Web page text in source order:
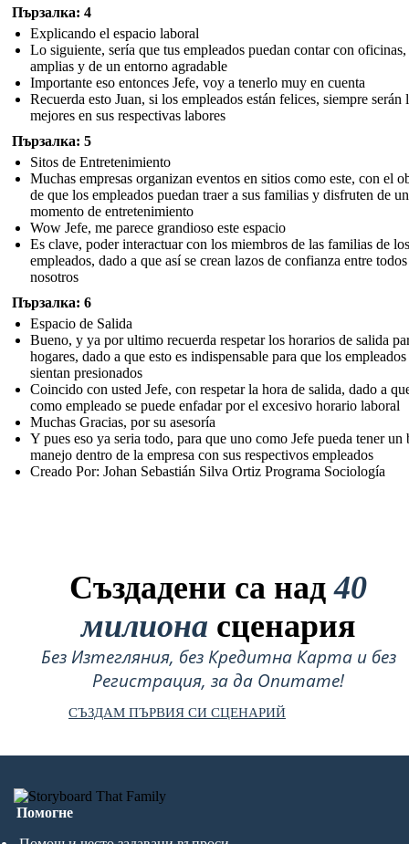
Пързалка: 4
Explicando el espacio laboral
Lo siguiente, sería que tus empleados puedan contar con oficinas,
amplias y de un entorno agradable
Importante eso entonces Jefe, voy a tenerlo muy en cuenta
Recuerda esto Juan, si los empleados están felices, siempre serán
mejores en sus respectivas labores
Пързалка: 5
Sitos de Entretenimiento
Muchas empresas organizan eventos en sitios como este, con el
de que los empleados puedan traer a sus familias y disfruten de un
momento de entretenimiento
Wow Jefe, me parece grandioso este espacio
Es clave, poder interactuar con los miembros de las familias de los
empleados, dado a que así se crean lazos de confianza entre todos
nosotros
Пързалка: 6
Espacio de Salida
Bueno, y ya por ultimo recuerda respetar los horarios de salida
hogares, dado a que esto es indispensable para que los empleados
sientan presionados
Coincido con usted Jefe, con respetar la hora de salida, dado a
como empleado se puede enfadar por el excesivo horario laboral
Muchas Gracias, por su asesoría
Y pues eso ya seria todo, para que uno como Jefe pueda tener un
manejo dentro de la empresa con sus respectivos empleados
Creado Por: Johan Sebastián Silva Ortiz Programa Sociología
Създадени са над40
милиона сценария
Без Изтегляния, без Кредитна Карта и без
Регистрация, за да Опитате!
СЪЗДАМ ПЪРВИЯ СИ СЦЕНАРИЙ
Помогне